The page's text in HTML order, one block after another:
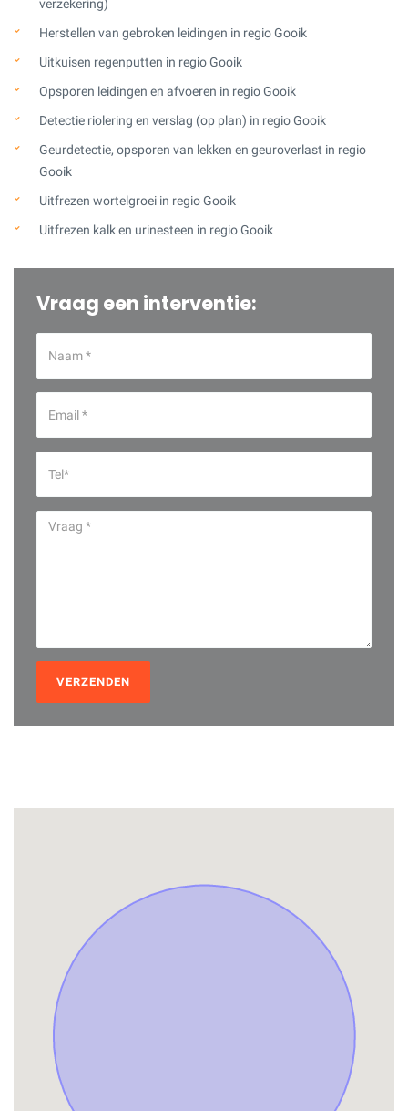
verzekering)
Herstellen van gebroken leidingen in regio Gooik
Uitkuisen regenputten in regio Gooik
Opsporen leidingen en afvoeren in regio Gooik
Detectie riolering en verslag (op plan) in regio Gooik
Geurdetectie, opsporen van lekken en geuroverlast in regio
Gooik
Uitfrezen wortelgroei in regio Gooik
Uitfrezen kalk en urinesteen in regio Gooik
Vraag een interventie:
VERZENDEN